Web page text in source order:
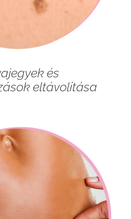
és
eltávolítása